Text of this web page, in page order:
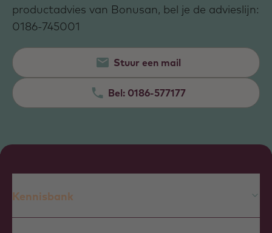
productadvies van Bonusan, bel je de advieslijn:
0186-745001
Stuur een mail
Bel: 0186-577177
Kennisbank